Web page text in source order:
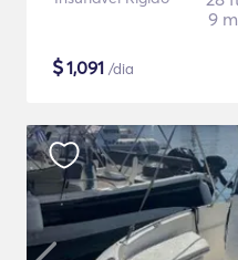
9 m
$1,091 /dia